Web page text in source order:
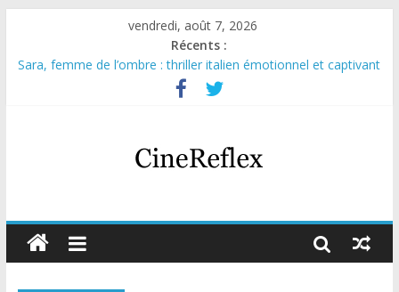
vendredi, août 7, 2026
Récents :
Sara, femme de l’ombre : thriller italien émotionnel et captivant
Journal d’une fille larguée : nouvelle série suédoise sur Netflix
Aema : mini-série sur le tournage d’un film érotique devenu
Glass Heart : excellente série musicale avec Takeru Satō
Olympo, saison 1 : nouvelle série qui séduira les fans de